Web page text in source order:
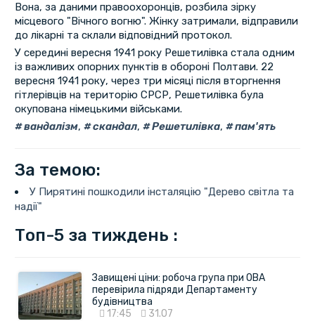
Вона, за даними правоохоронців, розбила зірку
місцевого "Вічного вогню". Жінку затримали, відправили
до лікарні та склали відповідний протокол.
У середині вересня 1941 року Решетилівка стала одним
із важливих опорних пунктів в обороні Полтави. 22
вересня 1941 року, через три місяці після вторгнення
гітлерівців на територію СРСР, Решетилівка була
окупована німецькими військами.
вандалізм, скандал, Решетилівка, пам'ять
За темою:
У Пирятині пошкодили інсталяцію "Дерево світла та
надії"
Топ-5 за тиждень :
Завищені ціни: робоча група при ОВА
перевірила підряди Департаменту
будівництва
17:45
31.07